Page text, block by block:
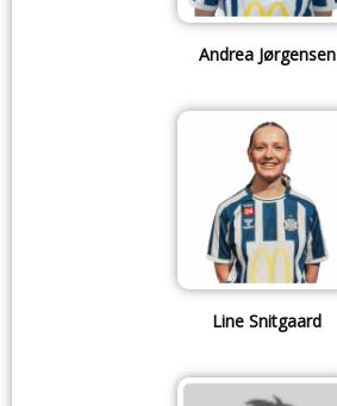
Andrea Jørgensen
Line Snitgaard